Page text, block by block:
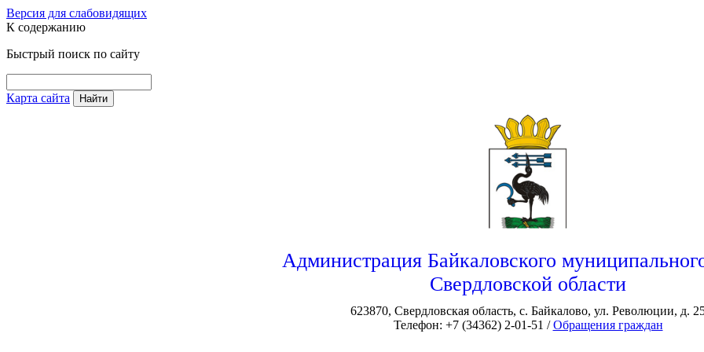
Версия для слабовидящих
К содержанию
Быстрый поиск по сайту
Карта сайта Найти
Администрация Байкаловского
Свердловской области
623870, Свердловская область, с. Байкалово, ул. Революции, д.
Телефон: +7 (34362) 2-01-51 /Обращения граждан